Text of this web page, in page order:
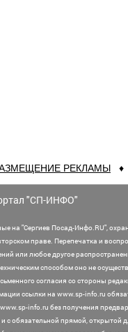
РЕКЛАМЫ
"СП-ИНФО"
на "Сергиев Посад-Инфо.RU",
праве. Перепечатка и
или любое другое
способом оно не
согласия со стороны
ссылки на www.sp-info.ru
info.ru без получения
с обязательной прямой, открытой